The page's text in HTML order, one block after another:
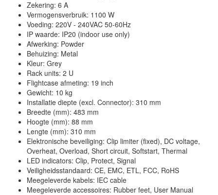
Zekering: 6 A
Vermogensverbruik: 1100 W
Voeding: 220V - 240VAC 50-60Hz
IP waarde: IP20 (indoor use only)
Afwerking: Powder
Behuizing: Metal
Kleur: Grey
Rack units: 2 U
Flightcase afmeting: 19 inch
Gewicht: 10 kg
Installatie diepte (excl. Connector): 310 mm
Breedte (mm): 483 mm
Hoogte (mm): 88 mm
Lengte (mm): 310 mm
Elektronische beveiliging: Clip limiter (fixed), DC voltage,
Overheat, Overload, Short circuit, Softstart, Thermal
LED indicators: Clip, Protect, Signal
Veiligheidsstandaard: CE, EMC, ETL, FCC, RoHS
Meegeleverde kabels: IEC cable
Meegeleverde accessoires: Rubber feet, User Manual